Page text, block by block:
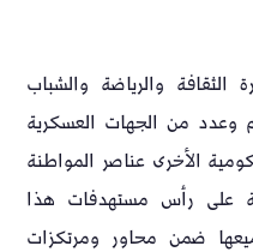
والرياضة والشباب
وعدد من الجهات العسكرية
الأخرى عناصر المواطنة
على رأس مستهدفات هذا
ضمن محاور ومرتكزات